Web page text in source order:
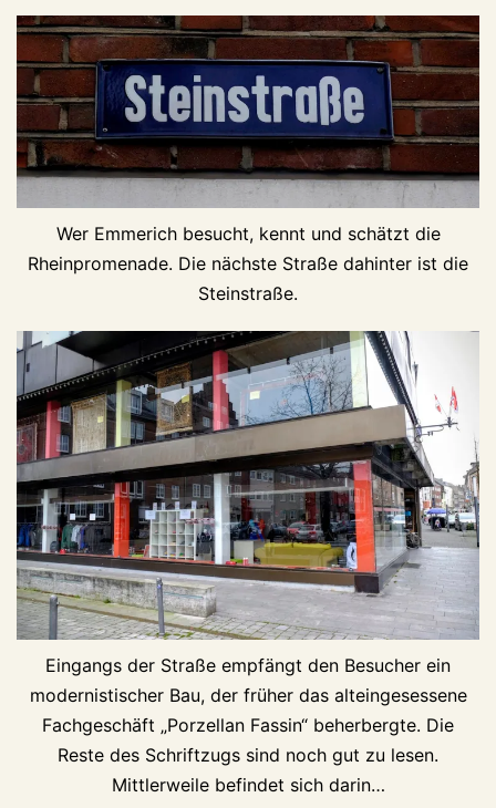
Wer Emmerich besucht, kennt und schätzt die
Rheinpromenade. Die nächste Straße dahinter ist die
Steinstraße.
Eingangs der Straße empfängt den Besucher ein
modernistischer Bau, der früher das alteingesessene
Fachgeschäft „Porzellan Fassin“ beherbergte. Die
Reste des Schriftzugs sind noch gut zu lesen.
Mittlerweile befindet sich darin…